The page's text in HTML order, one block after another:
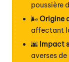
poussière
🌬️Origine
affectant
🌆 Impact
averses de